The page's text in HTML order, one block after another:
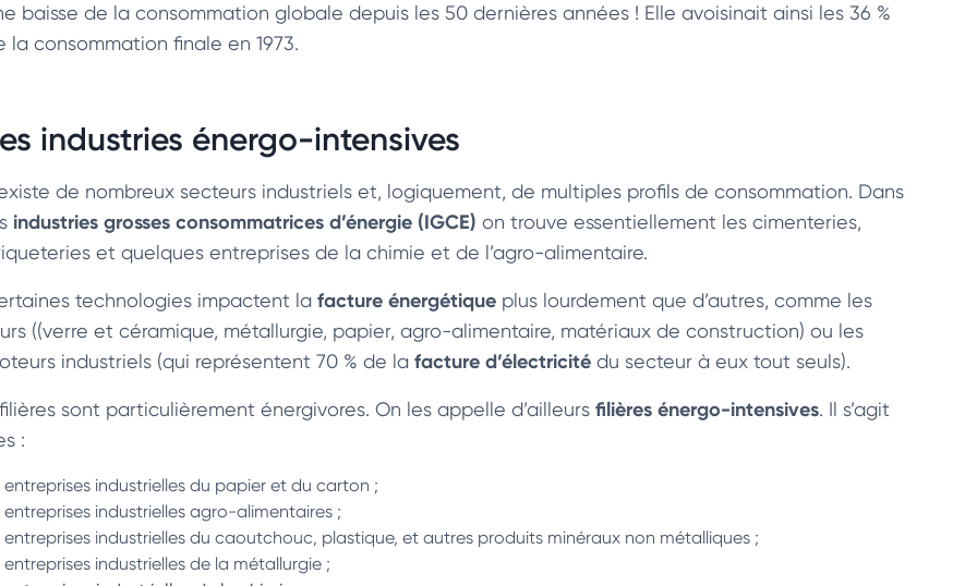
baisse de la consommation globale depuis les 50 dernières années ! Elle avoisinait ainsi les 36 %
la consommation finale en 1973.
industries énergo-intensives
de nombreux secteurs industriels et, logiquement, de multiples profils de consommation. Dans
industries grosses consommatrices d’énergie (IGCE) on trouve essentiellement les cimenteries,
et quelques entreprises de la chimie et de l’agro-alimentaire.
technologies impactent la facture énergétique plus lourdement que d’autres, comme les
((verre et céramique, métallurgie, papier, agro-alimentaire, matériaux de construction) ou les
industriels (qui représentent 70 % de la facture d’électricité du secteur à eux tout seuls).
sont particulièrement énergivores. On les appelle d’ailleurs filières énergo-intensives. Il s’agit
:
entreprises industrielles du papier et du carton ;
entreprises industrielles agro-alimentaires ;
entreprises industrielles du caoutchouc, plastique, et autres produits minéraux non métalliques ;
entreprises industrielles de la métallurgie ;